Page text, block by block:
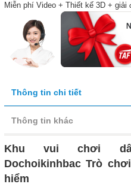
Miễn phí Video + Thiết kế 3D + giải
Thông tin chi tiết
Thông tin khác
Khu vui chơi
Dochoikinhbac Trò
hiểm